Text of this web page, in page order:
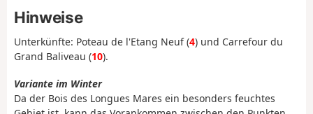
Hinweise
Unterkünfte: Poteau de l'Etang Neuf (4) und Carrefour du
Grand Baliveau (10).
Variante im Winter
Da der Bois des Longues Mares ein besonders feuchtes